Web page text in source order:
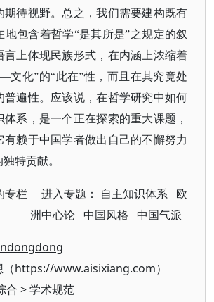
待视野。 总之，我们需要建构既有
地包含着哲学“是其所是”之规定的叙
言上体现民族形式，在内涵上浓缩着
文化”的“此在”性，而且在其究竟处
普遍性。应该说，在哲学研究中如何
系，是一个正在探索的重大课题，
有赖于中国学者做出自己的不懈努力
特贡献。
专栏 进入专题： 自主知识体系 欧
洲中心论 中国风格 中国气派
（https://www.aisixiang.com）
合 >学术规范